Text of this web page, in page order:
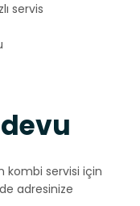
servis
kombi servisi için
adresinize